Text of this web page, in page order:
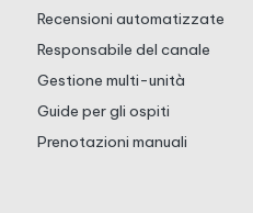
Recensioni automatizzate
Responsabile del canale
Gestione multi-unità
Guide per gli ospiti
Prenotazioni manuali